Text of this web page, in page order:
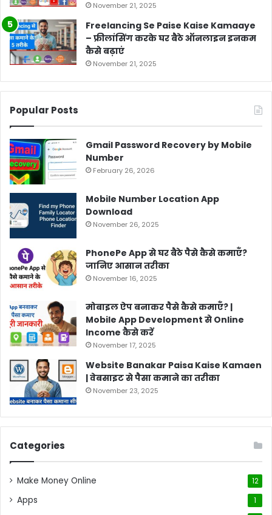
November 21, 2025
Freelancing Se Paise Kaise Kamaaye
– फ्रीलांसिंग करके घर बैठे ऑनलाइन इनकम
कैसे बढ़ाएं
November 21, 2025
Popular Posts
Gmail Password Recovery by Mobile
Number
February 26, 2026
Mobile Number Location App
Download
November 26, 2025
PhonePe App से घर बैठे पैसे कैसे कमाएँ?
जानिए आसान तरीका
November 16, 2025
मोबाइल ऐप बनाकर पैसे कैसे कमाएँ? |
Mobile App Development से Online
Income कैसे करें
November 17, 2025
Website Banakar Paisa Kaise Kamaen
| वेबसाइट से पैसा कमाने का तरीका
November 23, 2025
Categories
Make Money Online 12
Apps 1